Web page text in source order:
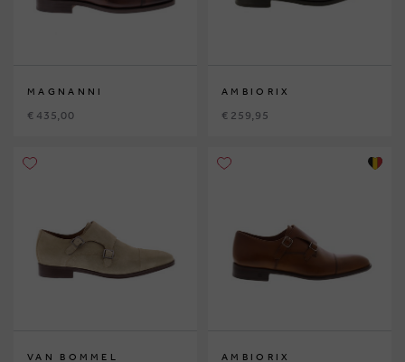
MAGNANNI
€ 435,00
AMBIORIX
€ 259,95
VAN BOMMEL AMBIORIX